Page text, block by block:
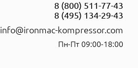
8 (800) 511-77-43
8 (495) 134-29-43
info@ironmac-kompressor.com
Пн-Пт 09:00-18:00